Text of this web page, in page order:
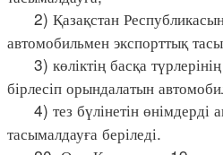
2) Қазақстан
автомобильмен экспорттық
3) көліктің басқа
бірлесіп орындалатын
4) тез бүлінетін өнімдерді
тасымалдауға беріледі.